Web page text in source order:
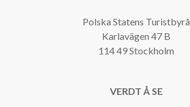
Polska Statens Turistbyrå
Karlavägen 47 B
114 49 Stockholm
VERDT Å SE